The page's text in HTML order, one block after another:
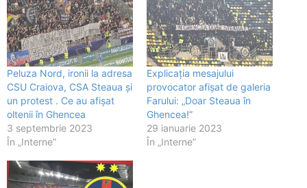
Peluza Nord, ironii la adresa
CSU Craiova, CSA Steaua și
un protest . Ce au afișat
oltenii în Ghencea
3 septembrie 2023
În „Interne”
Explicația mesajului
provocator afișat de galeria
Farului: „Doar Steaua în
Ghencea!”
29 ianuarie 2023
În „Interne”